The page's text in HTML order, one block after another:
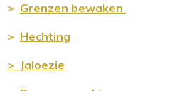
> Grenzen bewaken
> Hechting
> Jaloezie